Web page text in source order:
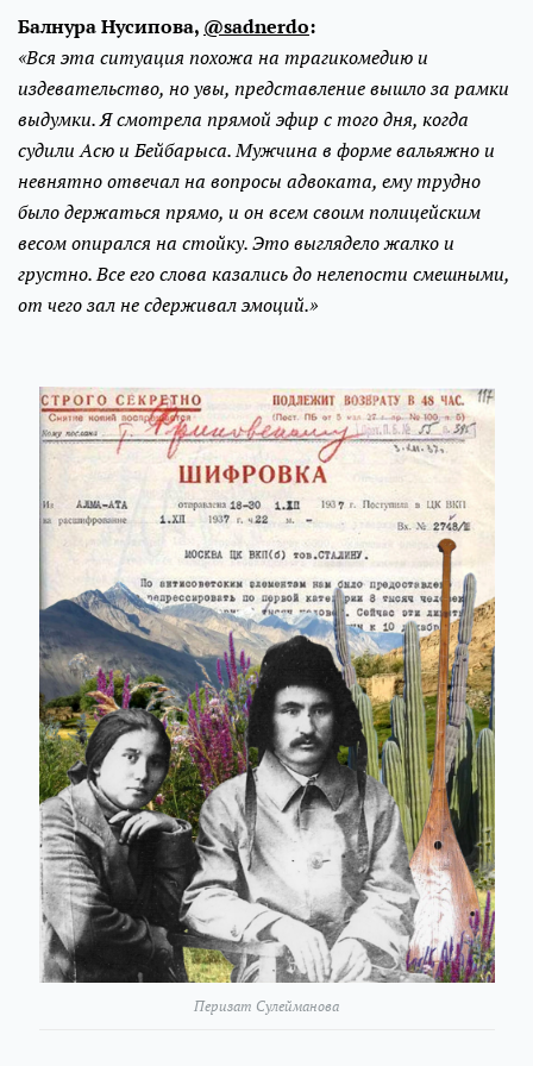
Балнура Нусипова, @sadnerdo:
«Вся эта ситуация похожа на трагикомедию и
издевательство, но увы, представление вышло за рамки
выдумки. Я смотрела прямой эфир с того дня, когда
судили Асю и Бейбарыса. Мужчина в форме вальяжно и
невнятно отвечал на вопросы адвоката, ему трудно
было держаться прямо, и он всем своим полицейским
весом опирался на стойку. Это выглядело жалко и
грустно. Все его слова казались до нелепости смешными,
от чего зал не сдерживал эмоций.»
Перизат Сулейманова